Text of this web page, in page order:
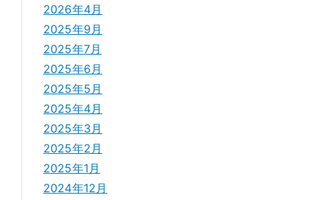
2026年4月
2025年9月
2025年7月
2025年6月
2025年5月
2025年4月
2025年3月
2025年2月
2025年1月
2024年12月